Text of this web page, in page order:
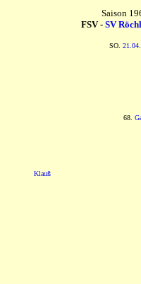
Saison
FSV - SV
SO.
68.
Klauß